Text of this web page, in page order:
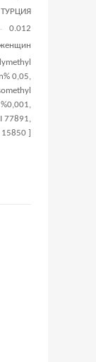
ТУРЦИЯ
0.012
0,05,
77891,
15850 ]